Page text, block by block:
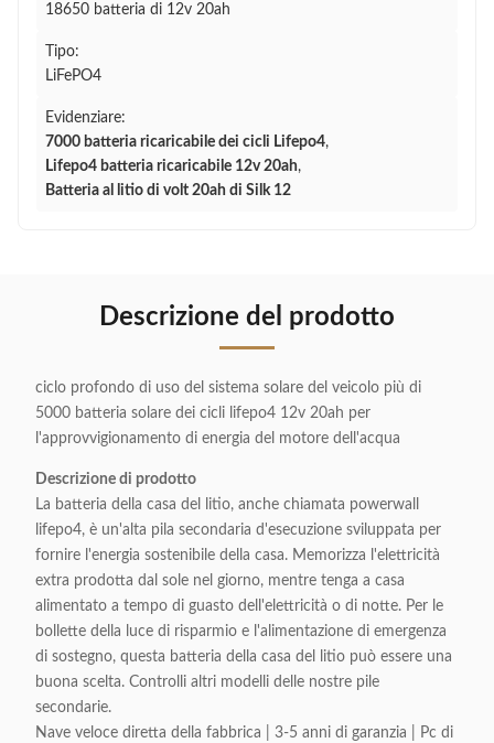
18650 batteria di 12v 20ah
Tipo:
LiFePO4
Evidenziare:
7000 batteria ricaricabile dei cicli Lifepo4,
Lifepo4 batteria ricaricabile 12v 20ah,
Batteria al litio di volt 20ah di Silk 12
Descrizione del prodotto
ciclo profondo di uso del sistema solare del veicolo più di
5000 batteria solare dei cicli lifepo4 12v 20ah per
l'approvvigionamento di energia del motore dell'acqua
Descrizione di prodotto
La batteria della casa del litio, anche chiamata powerwall
lifepo4, è un'alta pila secondaria d'esecuzione sviluppata per
fornire l'energia sostenibile della casa. Memorizza l'elettricità
extra prodotta dal sole nel giorno, mentre tenga a casa
alimentato a tempo di guasto dell'elettricità o di notte. Per le
bollette della luce di risparmio e l'alimentazione di emergenza
di sostegno, questa batteria della casa del litio può essere una
buona scelta. Controlli altri modelli delle nostre pile
secondarie.
Nave veloce diretta della fabbrica | 3-5 anni di garanzia | Pc di